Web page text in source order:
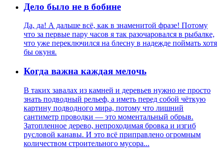
Дело было не в бобине
Да, да! А дальше всё, как в знаменитой фразе! Потому
что за первые пару часов я так разочаровался в рыбалке,
что уже переключился на блесну в надежде поймать хотя
бы окуня.
Когда важна каждая мелочь
В таких завалах из камней и деревьев нужно не просто
знать подводный рельеф, а иметь перед собой чёткую
картину подводного мира, потому что лишний
сантиметр проводки — это моментальный обрыв.
Затопленное дерево, непроходимая бровка и изгиб
русловой канавы. И это всё приправлено огромным
количеством строительного мусора...